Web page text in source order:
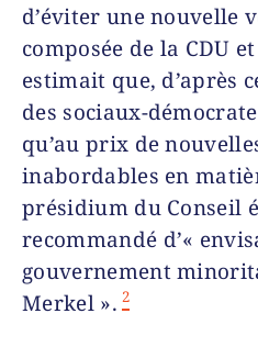
d’éviter une nouvelle
composée de la CDU
estimait que, d’après
des sociaux-
qu’au prix de
inabordables en
présidium du Conseil
recommandé d’«
gouvernement
Merkel ». 2